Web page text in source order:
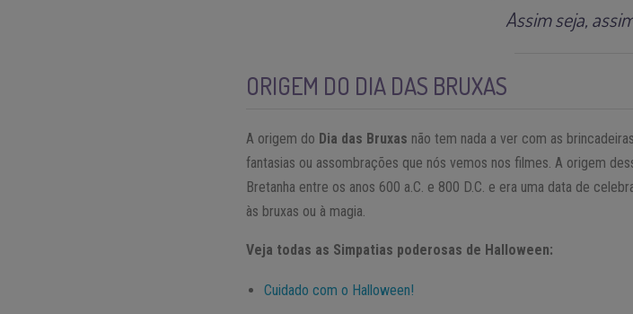
Assim seja,
ORIGEM DO DIA DAS BRUXAS
A origem do Dia das Bruxas não tem nada a ver com as
fantasias ou assombrações que nós vemos nos filmes. A origem
Bretanha entre os anos 600 a.C. e 800 D.C. e era uma data de
às bruxas ou à magia.
Veja todas as Simpatias poderosas de Halloween:
Cuidado com o Halloween!